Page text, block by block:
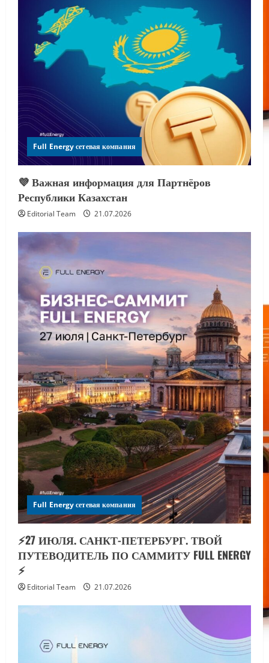
Full Energy сетевая компания
💜 Важная информация для Партнёров
Республики Казахстан
Editorial Team 21.07.2026
Full Energy сетевая компания
⚡️27 ИЮЛЯ. САНКТ-ПЕТЕРБУРГ. ТВОЙ
ПУТЕВОДИТЕЛЬ ПО САММИТУ FULL ENERGY
⚡️
Editorial Team 21.07.2026